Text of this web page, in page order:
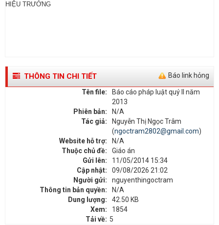
HIỆU TRƯỞNG
Báo link hỏng
THÔNG TIN CHI TIẾT
Tên file:
Báo cáo pháp luật quý II năm
2013
Phiên bản:
N/A
Tác giả:
Nguyễn Thị Ngọc Trâm
(ngoctram2802@gmail.com)
Website hỗ trợ:
N/A
Thuộc chủ đề:
Giáo án
Gửi lên:
11/05/2014 15:34
Cập nhật:
09/08/2026 21:02
Người gửi:
nguyenthingoctram
Thông tin bản quyền:
N/A
Dung lượng:
42.50 KB
Xem:
1854
Tải về: 5